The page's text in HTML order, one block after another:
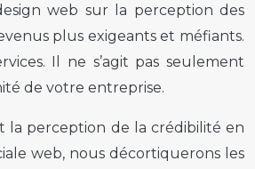
web sur la perception des
plus exigeants et méfiants.
Il ne s’agit pas seulement
de votre entreprise.
la perception de la crédibilité en
web, nous décortiquerons les